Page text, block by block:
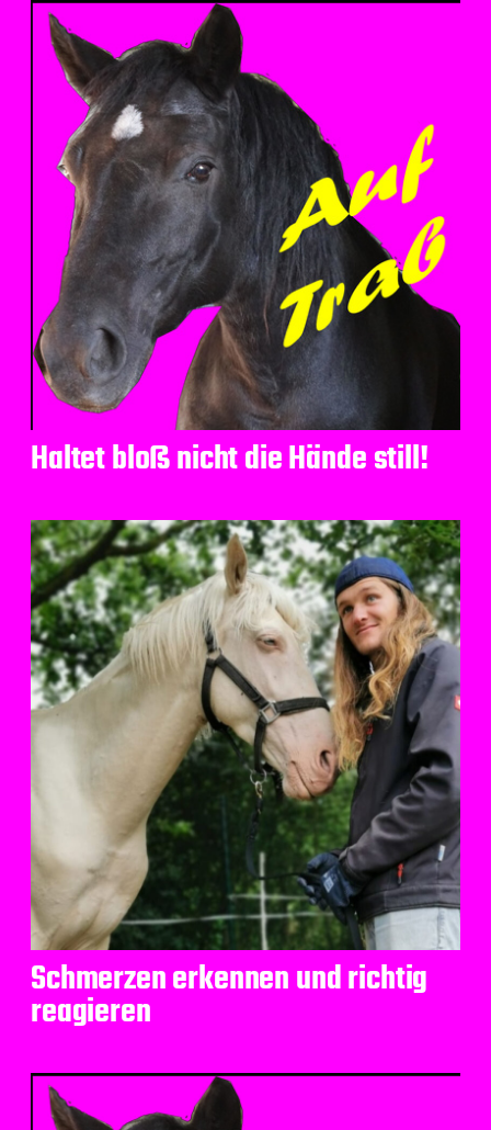
Haltet bloß nicht die Hände still!
Schmerzen erkennen und richtig
reagieren